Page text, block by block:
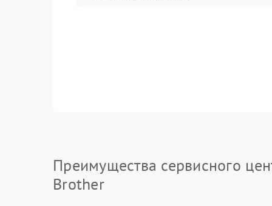
Преимущества сервисного
Brother